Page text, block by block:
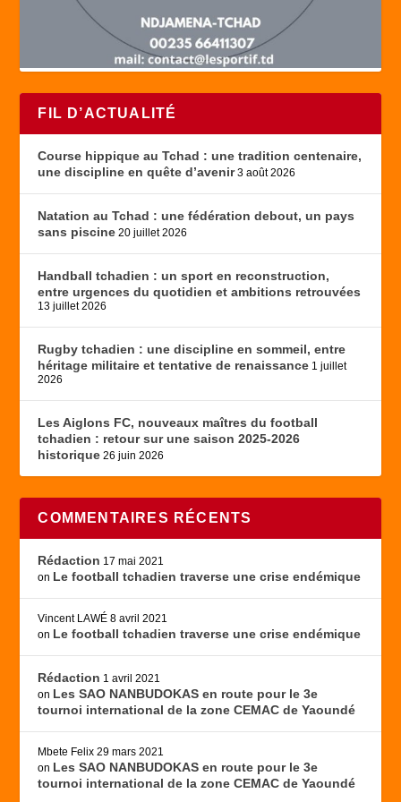
FIL D’ACTUALITÉ
Course hippique au Tchad : une tradition centenaire,
une discipline en quête d’avenir 3 août 2026
Natation au Tchad : une fédération debout, un pays
sans piscine 20 juillet 2026
Handball tchadien : un sport en reconstruction,
entre urgences du quotidien et ambitions retrouvées
13 juillet 2026
Rugby tchadien : une discipline en sommeil, entre
héritage militaire et tentative de renaissance 1 juillet
2026
Les Aiglons FC, nouveaux maîtres du football
tchadien : retour sur une saison 2025-2026
historique 26 juin 2026
COMMENTAIRES RÉCENTS
Rédaction 17 mai 2021
on Le football tchadien traverse une crise endémique
Vincent LAWÉ 8 avril 2021
on Le football tchadien traverse une crise endémique
Rédaction 1 avril 2021
on Les SAO NANBUDOKAS en route pour le 3e
tournoi international de la zone CEMAC de Yaoundé
Mbete Felix 29 mars 2021
on Les SAO NANBUDOKAS en route pour le 3e
tournoi international de la zone CEMAC de Yaoundé